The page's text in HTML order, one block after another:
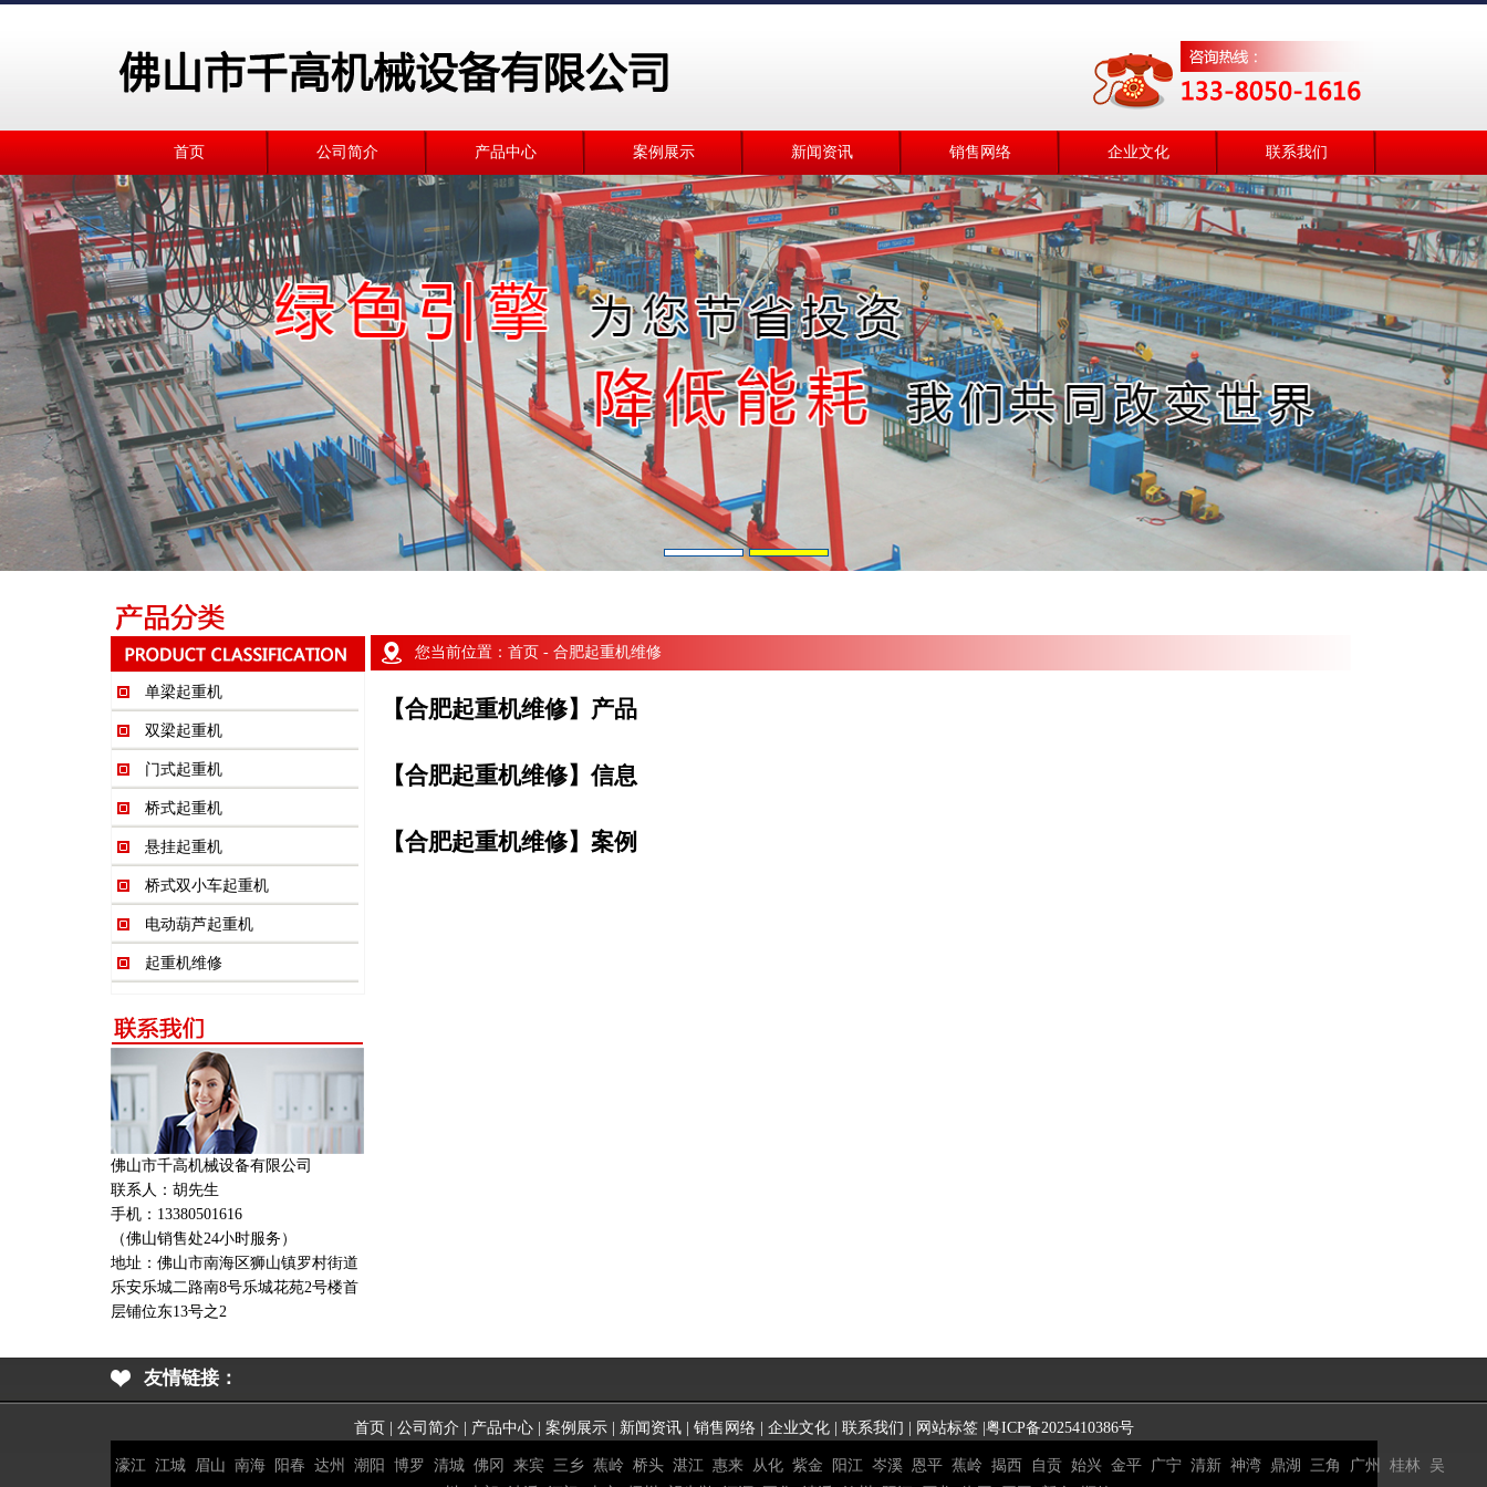
首页 公司简介 产品中心 案例展示 新闻资讯 销售网络 企业文化 联系我们
单梁起重机
双梁起重机
门式起重机
桥式起重机
悬挂起重机
桥式双小车起重机
电动葫芦起重机
起重机维修
佛山市千高机械设备有限公司
联系人：胡先生
手机：13380501616
（佛山销售处24小时服务）
地址： 佛山市南海区狮山镇罗村街道
乐安乐城二路南8号乐城花苑2号楼首
层铺位东13号之2
您当前位置： 首页 - 合肥起重机维修
【合肥起重机维修】产品
【合肥起重机维修】信息
【合肥起重机维修】案例
友情链接：
首页 公司简介 产品中心| 案例展示| 新闻资讯| 销售网络| 企业文化| 联系我们 网站标签| 粤ICP备2025410386号
濠江 江城 眉山 南海 阳春 达州 潮阳 博罗 清城 佛冈 来宾 三乡 蕉岭 桥头 湛江 惠来 从化 紫金 阳江 岑溪 恩平 蕉岭 揭西 自贡 始兴 金平 广宁 清新 神湾 鼎湖 三角 广州 桂林
吴